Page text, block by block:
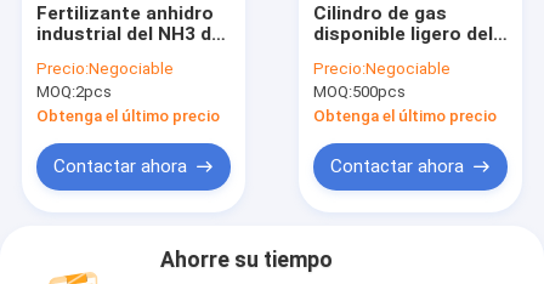
Fertilizante anhidro
industrial del NH3 del
en el tanque del ISO
Precio:Negociable
MOQ:2pcs
Obtenga el último precio
Contactar ahora
Cilindro de gas
disponible ligero del
ambiente de los
globos
Precio:Negociable
MOQ:500pcs
Obtenga el último precio
Contactar ahora
Ahorre su tiempo